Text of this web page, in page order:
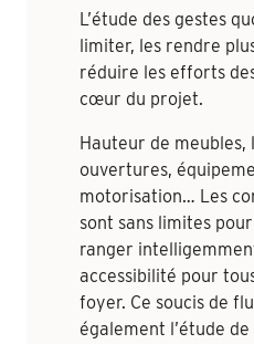
L’étude des gestes
limiter, les rendre
réduire les efforts
cœur du projet.
Hauteur de meubles,
ouvertures,
motorisation… Les
sont sans limites
ranger
accessibilité pour
foyer. Ce soucis de
également l’étude